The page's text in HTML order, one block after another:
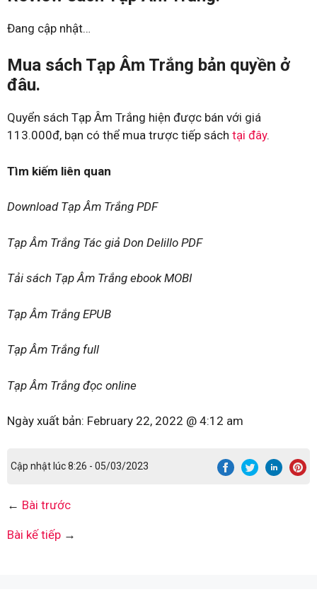
Đang cập nhật…
Mua sách Tạp Âm Trắng bản quyền ở
đâu.
Quyển sách Tạp Âm Trắng hiện được bán với giá
113.000đ, bạn có thể mua trược tiếp sách tại đây.
Tìm kiếm liên quan
Download Tạp Âm Trắng PDF
Tạp Âm Trắng Tác giả Don Delillo PDF
Tải sách Tạp Âm Trắng ebook MOBI
Tạp Âm Trắng EPUB
Tạp Âm Trắng full
Tạp Âm Trắng đọc online
Ngày xuất bản: February 22, 2022 @ 4:12 am
Cập nhật lúc 8:26 - 05/03/2023
← Bài trước
Bài kế tiếp →